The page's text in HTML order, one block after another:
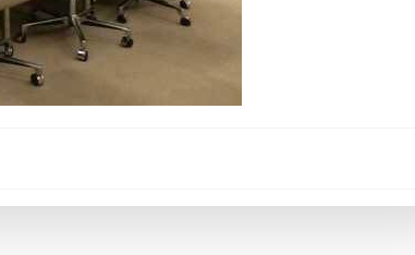
navigation